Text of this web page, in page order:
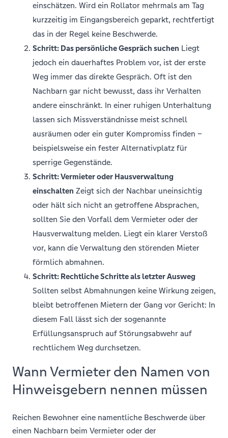
einschätzen. Wird ein Rollator mehrmals am Tag
kurzzeitig im Eingangsbereich geparkt, rechtfertigt
das in der Regel keine Beschwerde.
Schritt: Das persönliche Gespräch suchen Liegt
jedoch ein dauerhaftes Problem vor, ist der erste
Weg immer das direkte Gespräch. Oft ist den
Nachbarn gar nicht bewusst, dass ihr Verhalten
andere einschränkt. In einer ruhigen Unterhaltung
lassen sich Missverständnisse meist schnell
ausräumen oder ein guter Kompromiss finden –
beispielsweise ein fester Alternativplatz für
sperrige Gegenstände.
Schritt: Vermieter oder Hausverwaltung
einschalten Zeigt sich der Nachbar uneinsichtig
oder hält sich nicht an getroffene Absprachen,
sollten Sie den Vorfall dem Vermieter oder der
Hausverwaltung melden. Liegt ein klarer Verstoß
vor, kann die Verwaltung den störenden Mieter
förmlich abmahnen.
Schritt: Rechtliche Schritte als letzter Ausweg
Sollten selbst Abmahnungen keine Wirkung zeigen,
bleibt betroffenen Mietern der Gang vor Gericht: In
diesem Fall lässt sich der sogenannte
Erfüllungsanspruch auf Störungsabwehr auf
rechtlichem Weg durchsetzen.
Wann Vermieter den Namen von
Hinweisgebern nennen müssen
Reichen Bewohner eine namentliche Beschwerde über
einen Nachbarn beim Vermieter oder der